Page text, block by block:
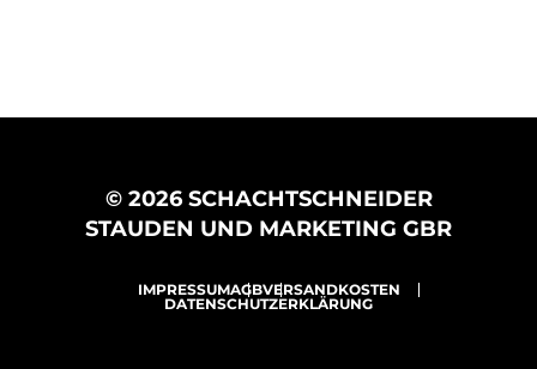
© 2026 SCHACHTSCHNEIDER
STAUDEN UND MARKETING GBR
IMPRESSUMAGBVERSANDKOSTEN
DATENSCHUTZERKLÄRUNG